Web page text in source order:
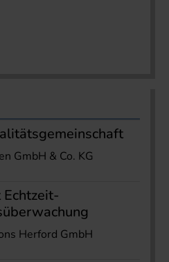
GmbH & Co. KG
Herford GmbH